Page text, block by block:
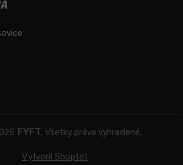
Vytvoril Shoptet
FYFT . Všetky práva vyhradené.